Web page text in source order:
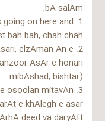
bA salAm,
going on here and
bah bah, chah chah ;)
elzAman An-e
AsAr-e honari
mibAshad, bishtar).
e osoolan mitavAn
e khAlegh-e asar
deed va daryAft.